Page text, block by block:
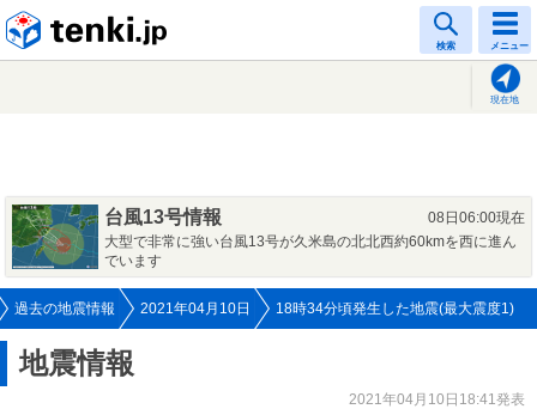
検索 メニュー
現在地
台風13号情報
08日06:00現在
大型で非常に強い台風13号が久米島の北北西約60kmを西に進ん
でいます
過去の地震情報 2021年04月10日 18時34分頃発生した地震(最大震度1)
地震情報
2021年04月10日18:41発表